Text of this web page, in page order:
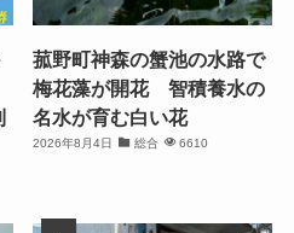
菰野町神森の蟹池の水路で
梅花藻が開花 智積養水の
名水が育む白い花
2026年8月4日 総合 6610